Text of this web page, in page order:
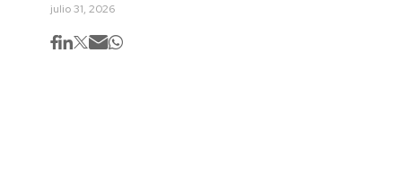
julio 31, 2026